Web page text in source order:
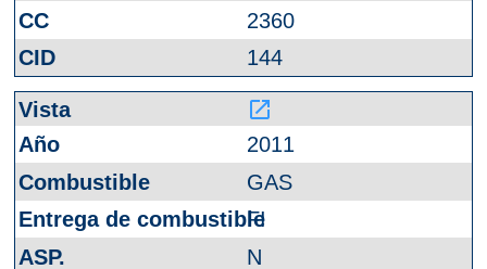
2360
144
launch
2011
GAS
FI
N